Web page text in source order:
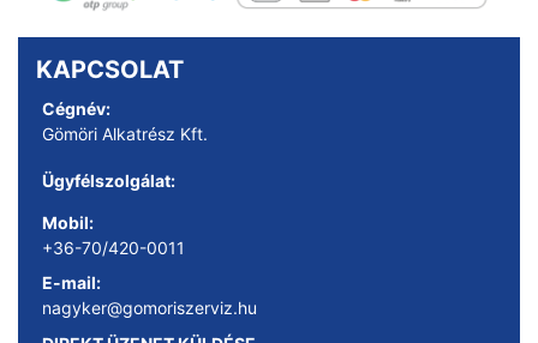
KAPCSOLAT
Cégnév:
Gömöri Alkatrész Kft.
Ügyfélszolgálat:
Mobil:
+36-70/420-0011
E-mail:
nagyker@gomoriszerviz.hu